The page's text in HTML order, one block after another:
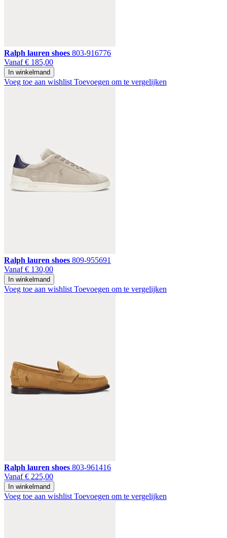
Ralph lauren shoes 803-916776
Vanaf € 185,00
In winkelmand
Voeg toe aan wishlist Toevoegen om te vergelijken
Ralph lauren shoes 809-955691
Vanaf € 130,00
In winkelmand
Voeg toe aan wishlist Toevoegen om te vergelijken
Ralph lauren shoes 803-961416
Vanaf € 225,00
In winkelmand
Voeg toe aan wishlist Toevoegen om te vergelijken